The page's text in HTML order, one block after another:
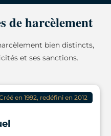
de harcèlement
bien distincts,
et ses sanctions.
en 1992, redéfini en 2012